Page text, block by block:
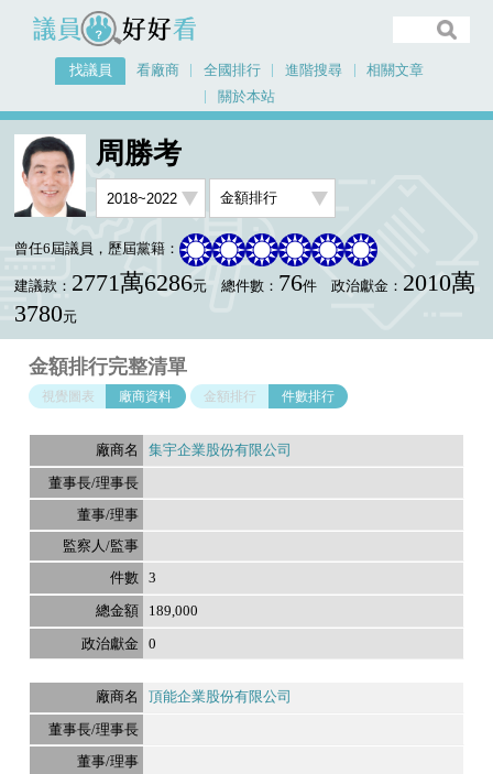
議員好好看
找議員 看廠商 全國排行 進階搜尋
相關文章
關於本站
首頁 找議員
周勝考
曾任6屆議員，歷屆黨籍：
建議款： 2771萬6286元 總件數： 76件 政治獻金： 2010萬
3780元
金額排行完整清單
視覺圖表 廠商資料 金額排行 件數排行
集宇企業股份有限公司
3
189,000
0
頂能企業股份有限公司